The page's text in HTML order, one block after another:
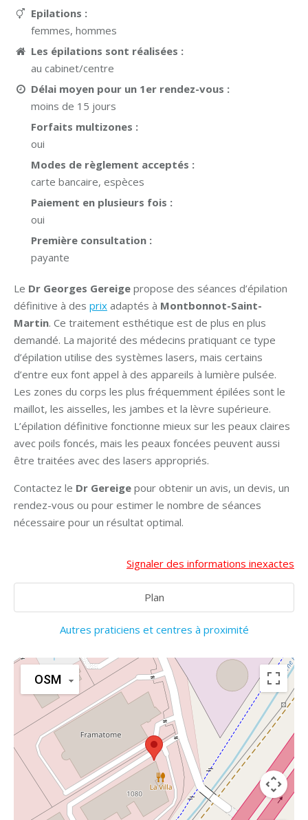
Epilations :
femmes, hommes
Les épilations sont réalisées :
au cabinet/centre
Délai moyen pour un 1er rendez-vous :
moins de 15 jours
Forfaits multizones :
oui
Modes de règlement acceptés :
carte bancaire, espèces
Paiement en plusieurs fois :
oui
Première consultation :
payante
Le Dr Georges Gereige propose des séances d’épilation
définitive à des prix adaptés à Montbonnot-Saint-
Martin. Ce traitement esthétique est de plus en plus
demandé. La majorité des médecins pratiquant ce type
d’épilation utilise des systèmes lasers, mais certains
d’entre eux font appel à des appareils à lumière pulsée.
Les zones du corps les plus fréquemment épilées sont le
maillot, les aisselles, les jambes et la lèvre supérieure.
L’épilation définitive fonctionne mieux sur les peaux claires
avec poils foncés, mais les peaux foncées peuvent aussi
être traitées avec des lasers appropriés.
Contactez le Dr Gereige pour obtenir un avis, un devis, un
rendez-vous ou pour estimer le nombre de séances
nécessaire pour un résultat optimal.
Signaler des informations inexactes
Plan
Autres praticiens et centres à proximité
OSM